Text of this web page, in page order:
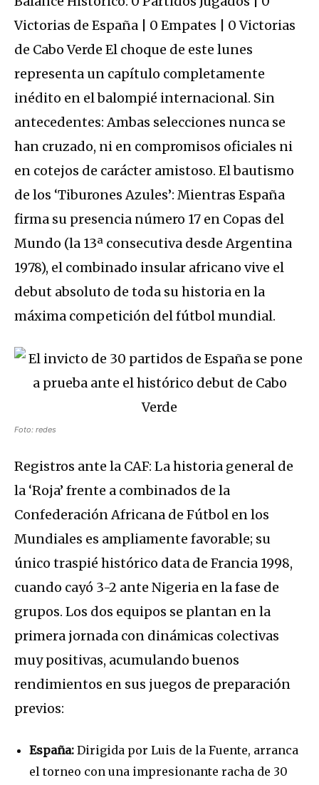
Victorias de España | 0 Empates | 0 Victorias
de Cabo Verde El choque de este lunes
representa un capítulo completamente
inédito en el balompié internacional. Sin
antecedentes: Ambas selecciones nunca se
han cruzado, ni en compromisos oficiales ni
en cotejos de carácter amistoso. El bautismo
de los ‘Tiburones Azules’: Mientras España
firma su presencia número 17 en Copas del
Mundo (la 13ª consecutiva desde Argentina
1978), el combinado insular africano vive el
debut absoluto de toda su historia en la
máxima competición del fútbol mundial.
Foto: redes
Registros ante la CAF: La historia general de
la ‘Roja’ frente a combinados de la
Confederación Africana de Fútbol en los
Mundiales es ampliamente favorable; su
único traspié histórico data de Francia 1998,
cuando cayó 3-2 ante Nigeria en la fase de
grupos. Los dos equipos se plantan en la
primera jornada con dinámicas colectivas
muy positivas, acumulando buenos
rendimientos en sus juegos de preparación
previos:
España: Dirigida por Luis de la Fuente, arranca
el torneo con una impresionante racha de 30